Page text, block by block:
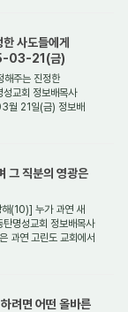
사도들에게
03-21(금)
해주는 진정한
교회 정보배목사
21일(금) 정보배
그 직분의 영광은
(10)] 누가 과연 새
명성교회 정보배목사
연 고린도 교회에서
려면 어떤 올바른